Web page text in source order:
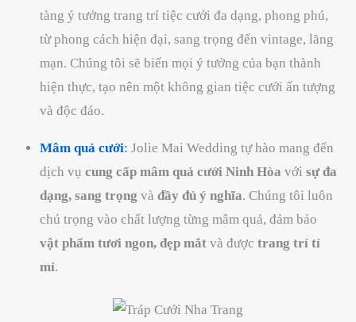
tàng ý tưởng trang trí tiệc cưới đa dạng, phong phú,
từ phong cách hiện đại, sang trọng đến vintage, lãng
mạn. Chúng tôi sẽ biến mọi ý tưởng của bạn thành
hiện thực, tạo nên một không gian tiệc cưới ấn tượng
và độc đáo.
Mâm quả cưới: Jolie Mai Wedding tự hào mang đến
dịch vụ cung cấp mâm quả cưới Ninh Hòa với sự đa
dạng, sang trọng và đầy đủ ý nghĩa. Chúng tôi luôn
chú trọng vào chất lượng từng mâm quả, đảm bảo
vật phẩm tươi ngon, đẹp mắtvà được trang trí tỉ
mỉ.